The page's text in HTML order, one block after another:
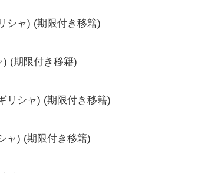
シャ) (期限付き移籍)
) (期限付き移籍)
リシャ) (期限付き移籍)
ャ) (期限付き移籍)